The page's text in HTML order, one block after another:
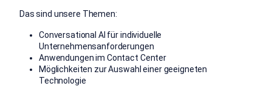
Das sind unsere Themen:
Conversational AI für individuelle
Unternehmensanforderungen
Anwendungen im Contact Center
Möglichkeiten zur Auswahl einer geeigneten
Technologie